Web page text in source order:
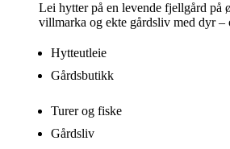
Lei hytter på en levende fjellgård på
villmarka og ekte gårdsliv med dyr
Hytteutleie
Gårdsbutikk
Turer og fiske
Gårdsliv